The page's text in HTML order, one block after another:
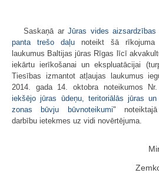
Saskaņā ar Jūras vides
panta trešo daļu noteikt šā rīkojuma
laukumus Baltijas jūras Rīgas līcī
iekārtu ierīkošanai un ekspluatācijai
Tiesības izmantot atļaujas laukumus
2014. gada 14. oktobra noteikumos
iekšējo jūras ūdeņu, teritoriālās jūras
zonas būvju būvnoteikumi"
darbību ietekmes uz vidi novērtējuma.